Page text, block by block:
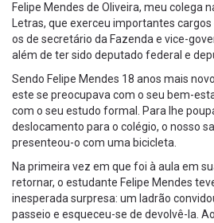
Felipe Mendes de Oliveira, meu colega
Letras, que exerceu importantes
os de secretário da Fazenda e vice-
além de ter sido deputado federal e
Sendo Felipe Mendes 18 anos mais
este se preocupava com o seu bem-
com o seu estudo formal. Para lhe
deslocamento para o colégio, o nosso
presenteou-o com uma bicicleta.
Na primeira vez em que foi à aula em
retornar, o estudante Felipe Mendes
inesperada surpresa: um ladrão
passeio e esqueceu-se de devolvê-la.